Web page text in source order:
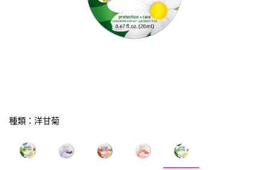
種類：洋甘菊